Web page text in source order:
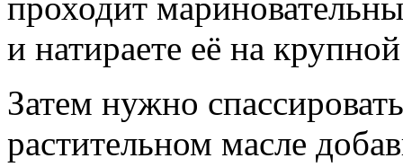
и натираете её на
Затем нужно
растительном масле